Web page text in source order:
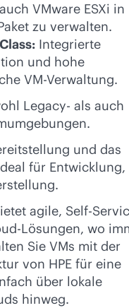
VMware ESXi in
zu verwalten.
Integrierte
und hohe
VM-Verwaltung.
Legacy- als auch
und das
für Entwicklung,
agile, Self-
Lösungen, wo
Sie VMs mit der
von HPE für eine
über lokale
hinweg.